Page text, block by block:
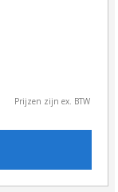
Prijzen zijn ex. BTW